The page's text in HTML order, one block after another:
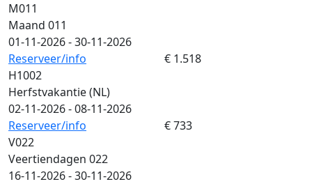
M011
Maand 011
01-11-2026 - 30-11-2026
Reserveer/info
€ 1.518
H1002
Herfstvakantie (NL)
02-11-2026 - 08-11-2026
Reserveer/info
€ 733
V022
Veertiendagen 022
16-11-2026 - 30-11-2026